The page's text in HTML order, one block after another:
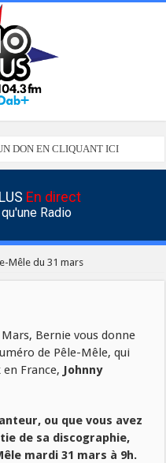
DON EN CLIQUANT ICI
En direct
Radio
Mêle du 31 mars
Bernie vous donne
de Pêle-Mêle, qui
France, Johnny
ou que vous avez
de sa discographie,
mardi 31 mars à 9h.